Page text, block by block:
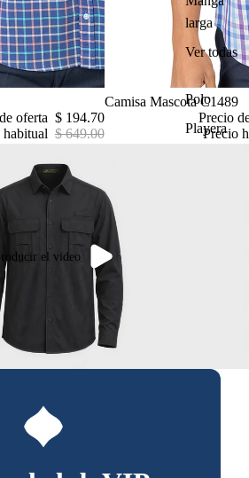
larga
Ver todas
Polo
Playera
oferta $ 194.70
habitual $ 649.00
Oferta
Camisa Mascota C1489
Precio
Precio
el video